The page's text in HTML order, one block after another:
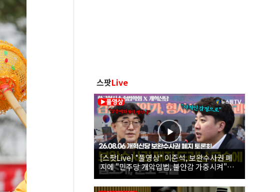
스팟Live
[스팟Live] *풀영상* 이준석, 보완수사권 폐
지에 "민주당 개악입법, 불안감 가중시켜"｜
26.08.06 개혁신당 보완수사권 폐지 토론회